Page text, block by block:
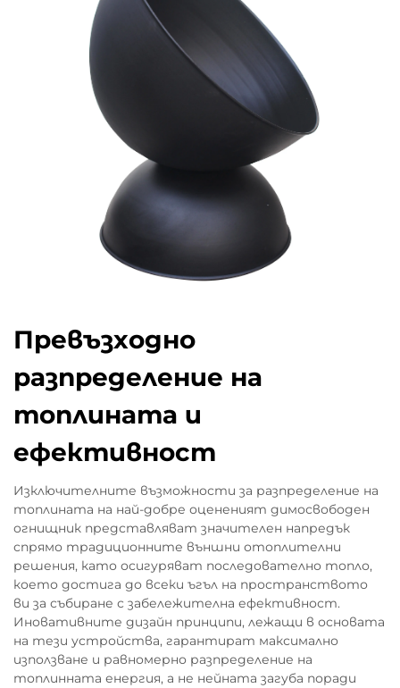
Превъзходно
разпределение на
топлината и
ефективност
Изключителните възможности за разпределение на
топлината на най-добре оцененият димосвободен
огнищник представляват значителен напредък
спрямо традиционните външни отоплителни
решения, като осигуряват последователно топло,
което достига до всеки ъгъл на пространството
ви за събиране с забележителна ефективност.
Иновативните дизайн принципи, лежащи в основата
на тези устройства, гарантират максимално
използване и равномерно разпределение на
топлинната енергия, а не нейната загуба поради